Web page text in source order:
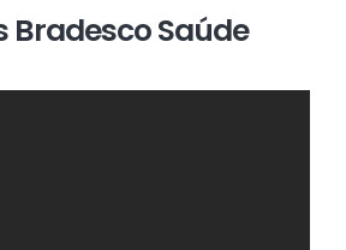
Bradesco Saúde